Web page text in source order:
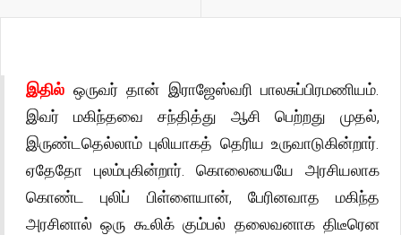
இதில் ஒருவர் தான் இராஜேஸ்வரி பாலசுப்பிரமணியம்.
இவர் மகிந்தவை சந்தித்து ஆசி பெற்றது முதல்,
இருண்டதெல்லாம் புலியாகத் தெரிய உருவாடுகின்றார்.
ஏதேதோ புலம்புகின்றார். கொலையையே அரசியலாக
கொண்ட புலிப் பிள்ளையான், பேரினவாத மகிந்த
அரசினால் ஒரு கூலிக் கும்பல் தலைவனாக திடீரென